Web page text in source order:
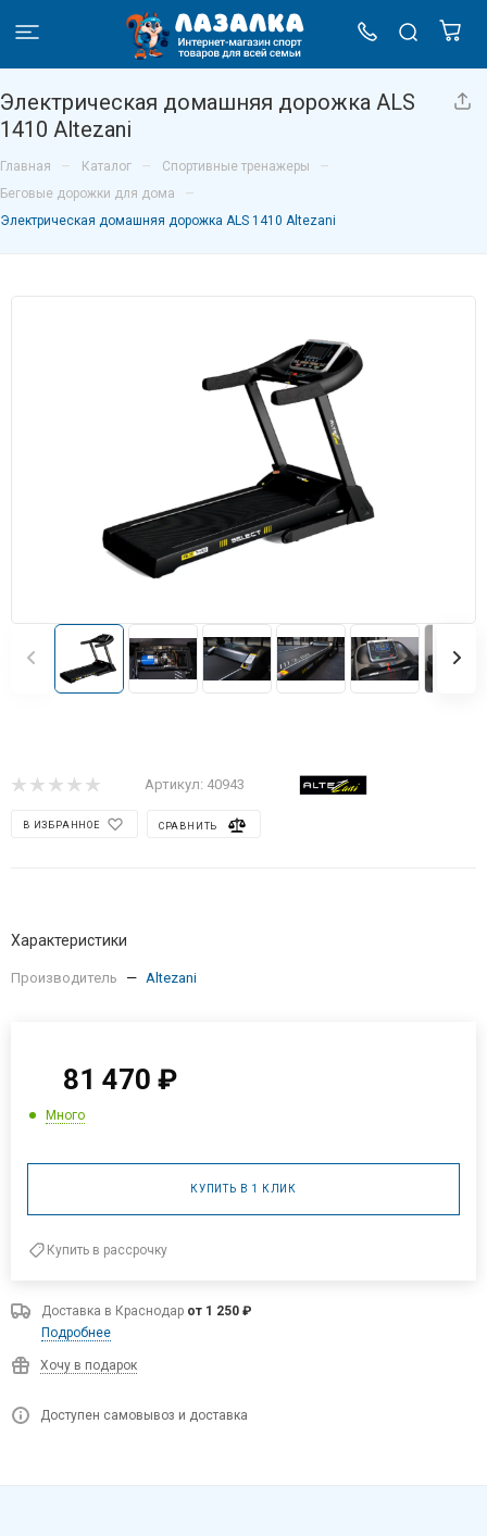
Электрическая домашняя дорожка ALS
1410 Altezani
Главная – Каталог – Спортивные тренажеры –
Беговые дорожки для дома –
Электрическая домашняя дорожка ALS 1410 Altezani
Артикул: 40943
В ИЗБРАННОЕ СРАВНИТЬ
Характеристики
Производитель — Altezani
81 470 ₽
Много
КУПИТЬ В 1 КЛИК
Купить в рассрочку
Доставка в Краснодар от 1 250 ₽
Подробнее
Хочу в подарок
Доступен самовывоз и доставка